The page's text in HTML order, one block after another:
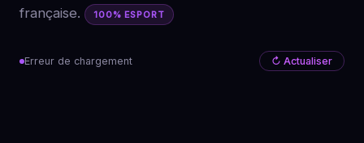
française.
100% ESPORT
Erreur de chargement ↻ Actualiser